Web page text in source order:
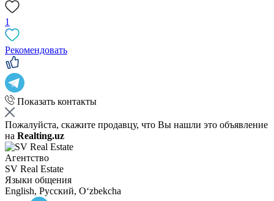
1
Рекомендовать
Показать контакты
Пожалуйста, скажите продавцу, что Вы нашли это объявление
на Realting.uz
Агентство
SV Real Estate
Языки общения
English, Русский, Oʻzbekcha